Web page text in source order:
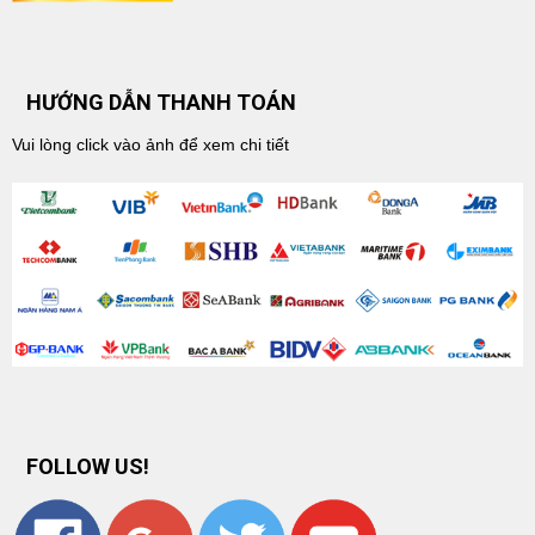
HƯỚNG DẪN THANH TOÁN
Vui lòng click vào ảnh để xem chi tiết
FOLLOW US!